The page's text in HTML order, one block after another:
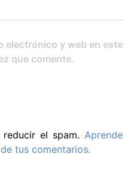
electrónico y web en este
que comente.
el spam. Aprende
tus comentarios.